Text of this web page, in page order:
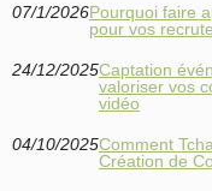
07/1/2026Pourquoi faire
pour vos
24/12/2025Captation
valoriser vos
vidéo
04/10/2025Comment
Création de